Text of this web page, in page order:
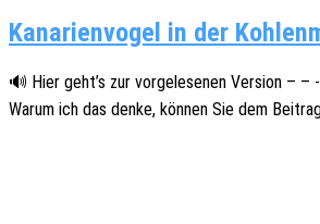
Kanarienvogel in der
🔊 Hier geht’s zur vorge­le­se­nen Versi­on – –
Warum ich das denke, können Sie dem